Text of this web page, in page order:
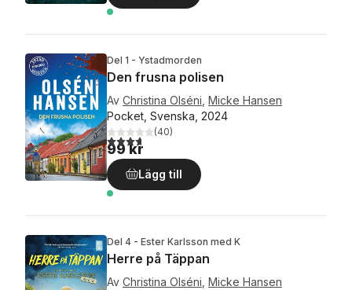
Del 1 - Ystadmorden
Den frusna polisen
Av Christina Olséni Micke Hansen
Pocket, Svenska, 2024
3,7utav 5 stjärnor. Totalt antal röster:
(40)
99 kr
Lägg till
Del 4 - Ester Karlsson med K
Herre på Täppan
Av Christina Olséni Micke Hansen